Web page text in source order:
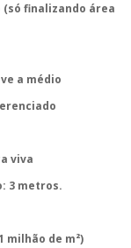
(só finalizando área
a médio
viva
3 metros.
milhão de m²)